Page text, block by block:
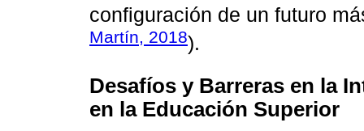
configuración de un futuro
Martín, 2018).
Desafíos y Barreras en la
en la Educación Superior